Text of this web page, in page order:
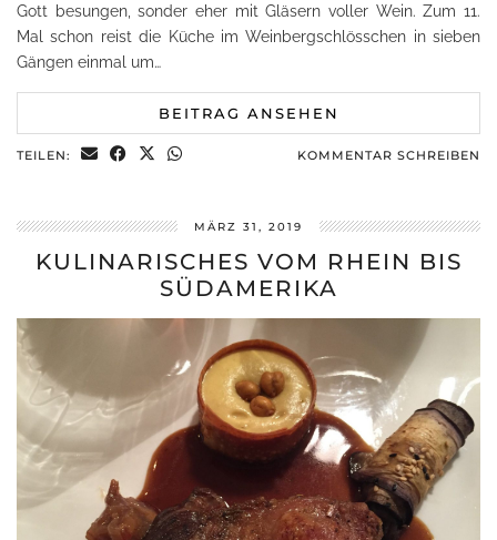
Gott besungen, sonder eher mit Gläsern voller Wein. Zum 11.
Mal schon reist die Küche im Weinbergschlösschen in sieben
Gängen einmal um…
BEITRAG ANSEHEN
TEILEN: KOMMENTAR SCHREIBEN
MÄRZ 31, 2019
KULINARISCHES VOM RHEIN BIS
SÜDAMERIKA